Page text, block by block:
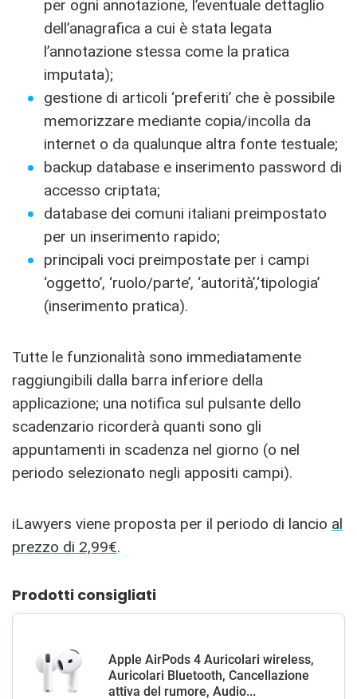
per ogni annotazione, l’eventuale dettaglio
dell’anagrafica a cui è stata legata
l’annotazione stessa come la pratica
imputata);
gestione di articoli ‘preferiti’ che è possibile
memorizzare mediante copia/incolla da
internet o da qualunque altra fonte testuale;
backup database e inserimento password di
accesso criptata;
database dei comuni italiani preimpostato
per un inserimento rapido;
principali voci preimpostate per i campi
‘oggetto’, ‘ruolo/parte’, ‘autorità’,‘tipologia’
(inserimento pratica).
Tutte le funzionalità sono immediatamente
raggiungibili dalla barra inferiore della
applicazione; una notifica sul pulsante dello
scadenzario ricorderà quanti sono gli
appuntamenti in scadenza nel giorno (o nel
periodo selezionato negli appositi campi).
iLawyers viene proposta per il periodo di lancio al
prezzo di 2,99€.
Prodotti consigliati
Apple AirPods 4 Auricolari wireless,
Auricolari Bluetooth, Cancellazione
attiva del rumore, Audio...